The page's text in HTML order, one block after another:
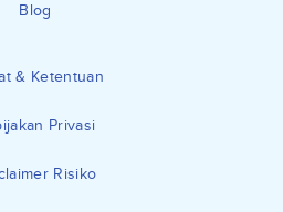
Blog
& Ketentuan
Privasi
Risiko